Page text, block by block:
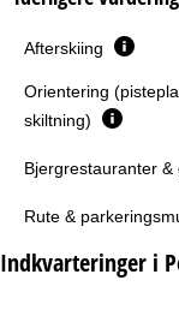
Afterskiing
Orientering
skiltning)
Bjergrestauranter &
Rute &
Indkvarteringer i